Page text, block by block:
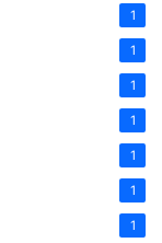
1
1
1
1
1
1
1